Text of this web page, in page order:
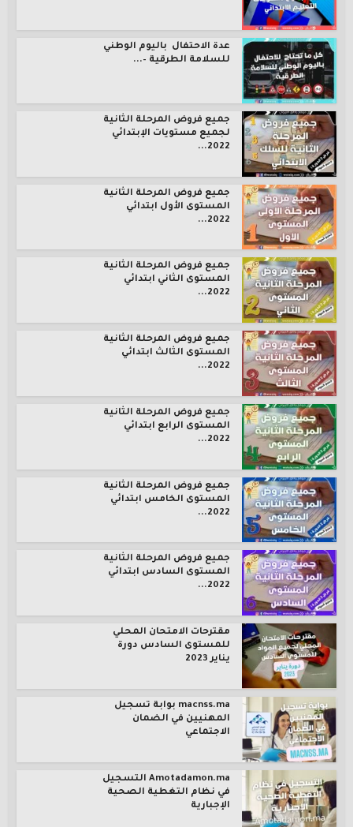
عدة الاحتفال باليوم الوطني
للسلامة الطرقية –...
جميع فروض المرحلة الثانية
لجميع مستويات الإبتدائي
2022...
جميع فروض المرحلة الثانية
المستوى الأول ابتدائي
2022...
جميع فروض المرحلة الثانية
المستوى الثاني ابتدائي
2022...
جميع فروض المرحلة الثانية
المستوى الثالث ابتدائي
2022...
جميع فروض المرحلة الثانية
المستوى الرابع ابتدائي
2022...
جميع فروض المرحلة الثانية
المستوى الخامس ابتدائي
2022...
جميع فروض المرحلة الثانية
المستوى السادس ابتدائي
2022...
مقترحات الامتحان المحلي
للمستوى السادس دورة
يناير 2023
macnss.ma بوابة تسجيل
المهنيين في الضمان
الاجتماعي
Amotadamon.ma التسجيل
في نظام التغطية الصحية
الإجبارية